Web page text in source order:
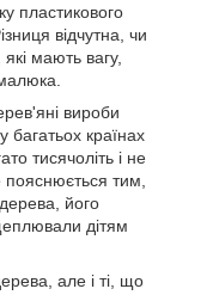
пластикового
відчутна, чи
мають вагу,
вироби
багатьох країнах
тисячоліть і не
пояснюється тим,
його
дітям
але і ті, що